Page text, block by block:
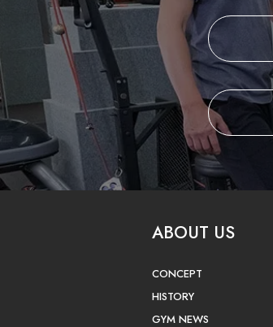
ABOUT US
CONCEPT
HISTORY
GYM NEWS